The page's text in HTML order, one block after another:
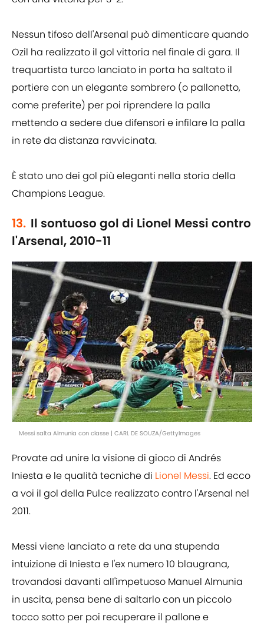
Nessun tifoso dell'Arsenal può dimenticare quando
Ozil ha realizzato il gol vittoria nel finale di gara. Il
trequartista turco lanciato in porta ha saltato il
portiere con un elegante sombrero (o pallonetto,
come preferite) per poi riprendere la palla
mettendo a sedere due difensori e infilare la palla
in rete da distanza ravvicinata.
È stato uno dei gol più eleganti nella storia della
Champions League.
13. Il sontuoso gol di Lionel Messi contro
l'Arsenal, 2010-11
Messi salta Almunia con classe | CARL DE SOUZA/GettyImages
Provate ad unire la visione di gioco di Andrés
Iniesta e le qualità tecniche di Lionel Messi. Ed ecco
a voi il gol della Pulce realizzato contro l'Arsenal nel
2011.
Messi viene lanciato a rete da una stupenda
intuizione di Iniesta e l'ex numero 10 blaugrana,
trovandosi davanti all'impetuoso Manuel Almunia
in uscita, pensa bene di saltarlo con un piccolo
tocco sotto per poi recuperare il pallone e